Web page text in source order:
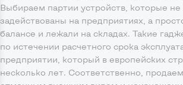
Выбираем партии устройств, которые
задействованы на предприятиях, а
балансе и лежали на складах. Такие
по истечении расчетного срока
предприятии, который в европейских
несколько лет. Соответственно,